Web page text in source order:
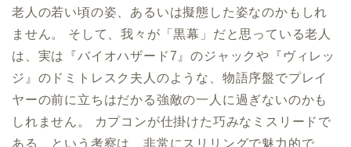
老人の若い頃の姿、あるいは擬態した姿なのかもしれ
ません。 そして、我々が「黒幕」だと思っている老人
は、実は『バイオハザード7』のジャックや『ヴィレッ
ジ』のドミトレスク夫人のような、物語序盤でプレイ
ヤーの前に立ちはだかる強敵の一人に過ぎないのかも
しれません。 カプコンが仕掛けた巧みなミスリードで
ある、という考察は、非常にスリリングで魅力的で